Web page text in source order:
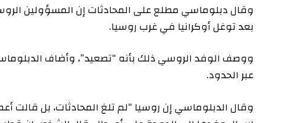
وقال دبلوماسي مطلع على المحادثات إن المسؤولين
بعد توغل أوكرانيا في غرب روسيا.
ووصف الوفد الروسي ذلك بأنه “تصعيد”، وأضاف
عبر الحدود.
وقال الدبلوماسي إن روسيا “لم تلغ المحادثات، بل قالت